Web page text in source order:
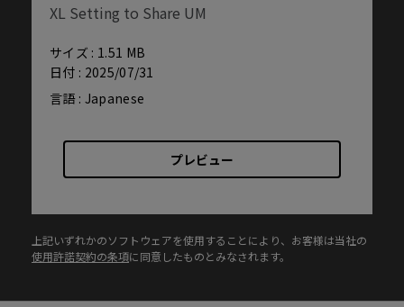
XL Setting to Share UM
サイズ : 1.51 MB
日付 : 2025/07/31
言語 : Japanese
プレビュー
上記いずれかのソフトウェアを使用することにより、お客様は当社の
使用許諾契約の条項に同意したものとみなされます。